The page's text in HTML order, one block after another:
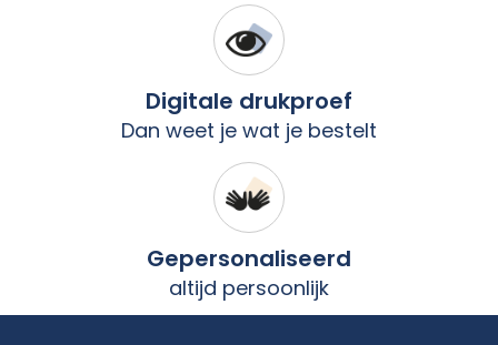
Digitale drukproef
Dan weet je wat je bestelt
Gepersonaliseerd
altijd persoonlijk